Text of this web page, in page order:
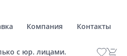
Компания Контакты
с юр. лицами.